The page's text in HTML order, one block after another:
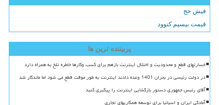
فیش حج
قیمت بیسیم کنوود
پربیننده ترین ها
خسارتهای قطع و محدودیت و اختلال اینترنت بازهم برای کسب وکارها خاطره تلخ به همراه دارد
در دولت رئیسی در بحران 1401 وعده دادند اینترنت به طور موقت قطع می شود اما ماندگار شد
آقای رئیس جمهوری دستور بازگشایی اینترنت را پیگیری کنید
آمادگی ایران و اسپانیا برای توسعه همکاریهای تجاری